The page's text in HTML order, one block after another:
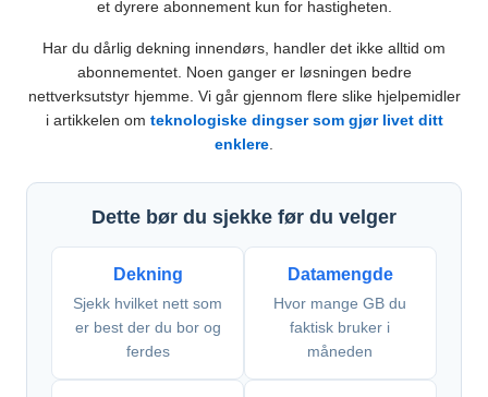
et dyrere abonnement kun for hastigheten.
Har du dårlig dekning innendørs, handler det ikke alltid om
abonnementet. Noen ganger er løsningen bedre
nettverksutstyr hjemme. Vi går gjennom flere slike hjelpemidler
i artikkelen om teknologiske dingser som gjør livet ditt
enklere.
Dette bør du sjekke før du velger
Dekning
Sjekk hvilket nett som
er best der du bor og
ferdes
Datamengde
Hvor mange GB du
faktisk bruker i
måneden